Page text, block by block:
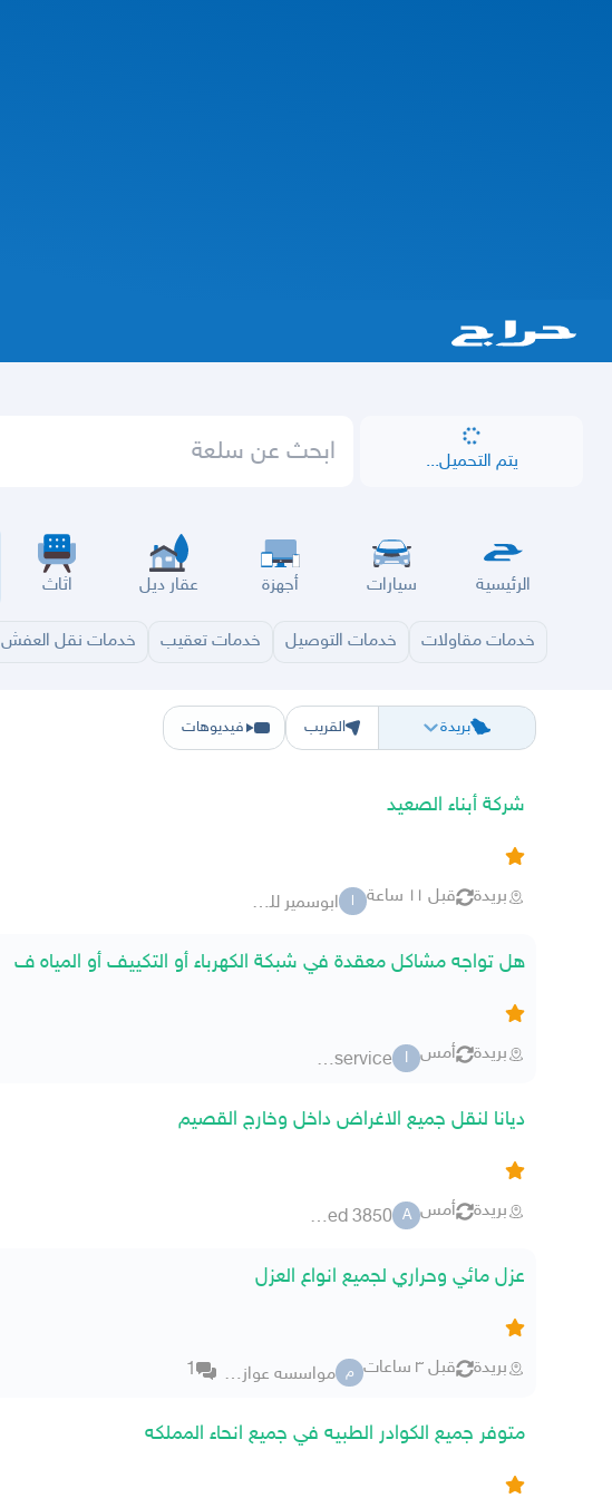
يتم التحميل...
الرئيسية سيارات أجهزة عقار ديل اثاث
خدمات مقاولات خدمات التوصيل خدمات تعقيب خدمات نقل العفش
بريدة
الرياض الشرقيه حفر الباطن المدينة القصيم
القريب فيديوهات
شركة أبناء الصعيد
بريدة قبل ١١ ساعة ا ابوسمير للمقولات
هل تواجه مشاكل معقدة في شبكة الكهرباء أو التكييف أو المياه ف
بريدة أمس I
iat_home_service
ديانا لنقل جميع الاغراض داخل وخارج القصيم
بريدة أمس A
ahmed ahmed 3850
عزل مائي وحراري لجميع انواع العزل
بريدة قبل ٣ ساعات م مواسسه عوازل الحربي 1
متوفر جميع الكوادر الطبيه في جميع انحاء المملكه